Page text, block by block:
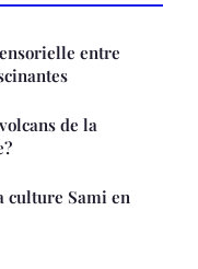
entre
de la
culture Sami en